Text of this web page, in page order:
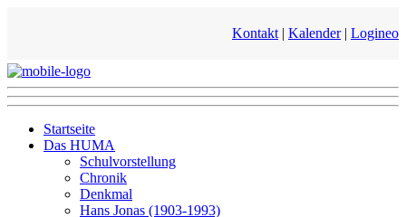
Kontakt | Kalender| Logineo
Startseite
Das HUMA
Schulvorstellung
Chronik
Denkmal
Hans Jonas (1903-1993)